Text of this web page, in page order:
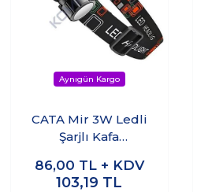
CATA Mir 3W Ledli
Şarjlı Kafa
86,00 TL + KDV
103,19 TL